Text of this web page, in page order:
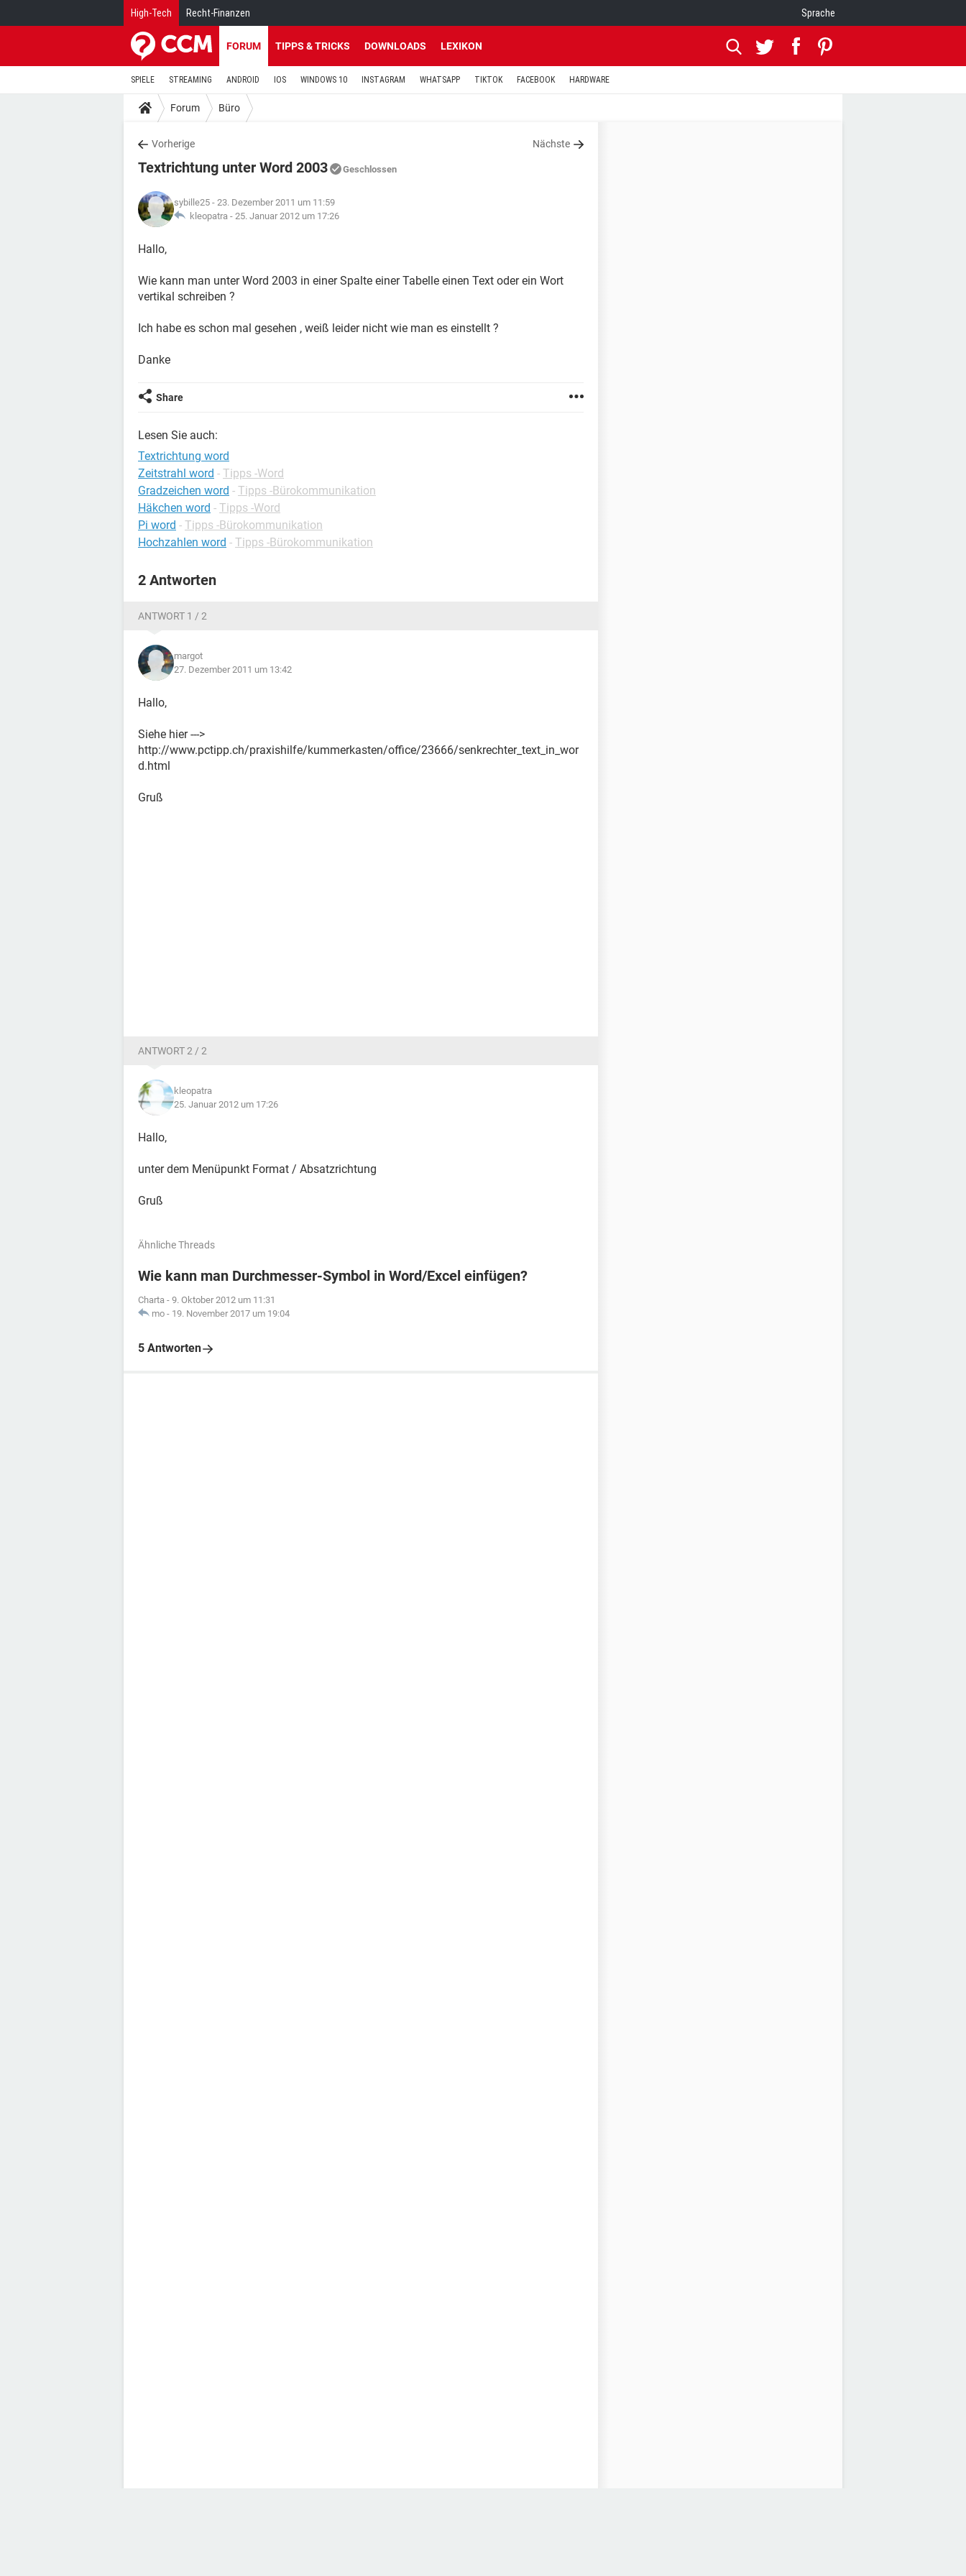
High-Tech Recht-Finanzen Sprache
FORUM TIPPS & TRICKS DOWNLOADS LEXIKON
SPIELE STREAMING ANDROID IOS WINDOWS 10 INSTAGRAM WHATSAPP TIKTOK FACEBOOK HARDWARE
Forum Büro
Vorherige Nächste
Textrichtung unter Word 2003 Geschlossen
sybille25 - 23. Dezember 2011 um 11:59
kleopatra - 25. Januar 2012 um 17:26
Hallo,
Wie kann man unter Word 2003 in einer Spalte einer Tabelle einen Text oder ein Wort
vertikal schreiben ?
Ich habe es schon mal gesehen , weiß leider nicht wie man es einstellt ?
Danke
Share
Lesen Sie auch:
Textrichtung word
Zeitstrahl word - Tipps -Word
Gradzeichen word - Tipps -Bürokommunikation
Häkchen word - Tipps -Word
Pi word - Tipps -Bürokommunikation
Hochzahlen word - Tipps -Bürokommunikation
2 Antworten
ANTWORT 1 / 2
margot
27. Dezember 2011 um 13:42
Hallo,
Siehe hier --->
http://www.pctipp.ch/praxishilfe/kummerkasten/office/23666/senkrechter_text_in_wor
d.html
Gruß
ANTWORT 2 / 2
kleopatra
25. Januar 2012 um 17:26
Hallo,
unter dem Menüpunkt Format / Absatzrichtung
Gruß
Ähnliche Threads
Wie kann man Durchmesser-Symbol in Word/Excel einfügen?
Charta - 9. Oktober 2012 um 11:31
mo - 19. November 2017 um 19:04
5 Antworten